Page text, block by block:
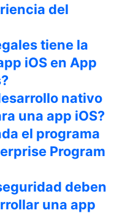
del
tiene la
iOS en App
nativo
una app iOS?
el programa
Program
deben
una app